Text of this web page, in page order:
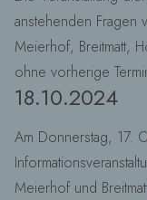
anstehenden Fragen
Meierhof, Breitmatt,
ohne vorherige
18.10.2024
Am Donnerstag, 17.
Meierhof und